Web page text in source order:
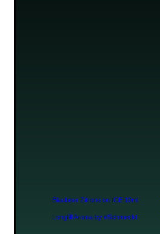
Blaubeer Zitrone on ICE 10ml
Longfill Aroma by #Schmeckt